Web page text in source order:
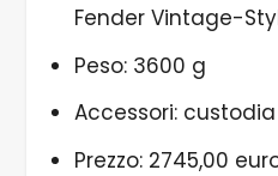
Fender Vintage-
Peso: 3600 g
Accessori: custodia
Prezzo: 2745,00